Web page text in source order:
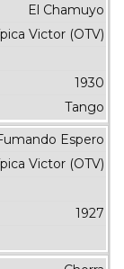
El Chamuyo
Victor (OTV)
1930
Tango
Espero
Victor (OTV)
1927